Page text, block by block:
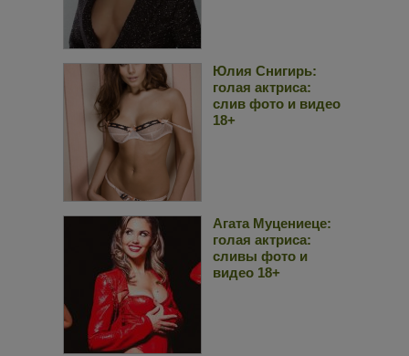
Юлия Снигирь:
голая актриса:
слив фото и видео
18+
Агата Муцениеце:
голая актриса:
сливы фото и
видео 18+